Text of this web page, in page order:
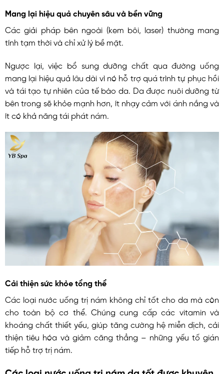
Mang lại hiệu quả chuyên sâu và bền vững
Các giải pháp bên ngoài (kem bôi, laser) thường mang
tính tạm thời và chỉ xử lý bề mặt.
Ngược lại, việc bổ sung dưỡng chất qua đường uống
mang lại hiệu quả lâu dài vì nó hỗ trợ quá trình tự phục hồi
và tái tạo tự nhiên của tế bào da. Da được nuôi dưỡng từ
bên trong sẽ khỏe mạnh hơn, ít nhạy cảm với ánh nắng và
ít có khả năng tái phát nám.
Cải thiện sức khỏe tổng thể
Các loại nước uống trị nám không chỉ tốt cho da mà còn
cho toàn bộ cơ thể. Chúng cung cấp các vitamin và
khoáng chất thiết yếu, giúp tăng cường hệ miễn dịch, cải
thiện tiêu hóa và giảm căng thẳng – những yếu tố gián
tiếp hỗ trợ trị nám.
Các loại nước uống trị nám da tốt được khuyên